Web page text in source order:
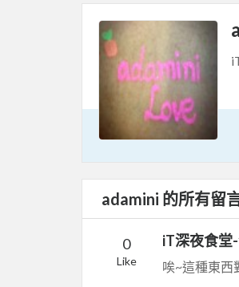
adamini 的所有留
0
Like
iT深夜食堂
唉~這種東西